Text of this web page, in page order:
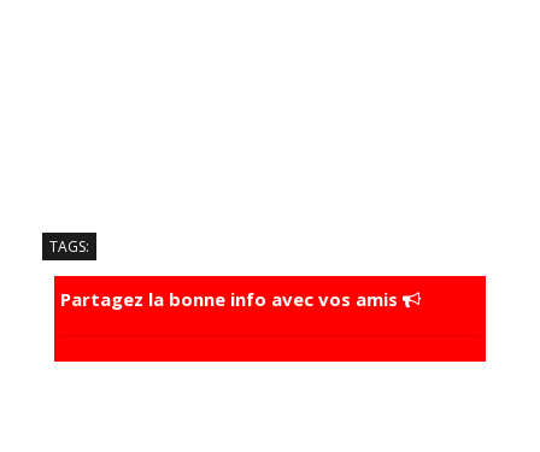
TAGS:
Partagez la bonne info avec vos amis